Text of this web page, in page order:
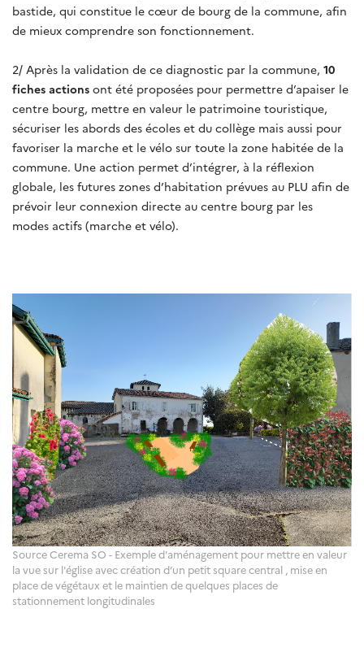
bastide, qui constitue le cœur de bourg de la commune, afin
de mieux comprendre son fonctionnement.
2/ Après la validation de ce diagnostic par la commune, 10
fiches actions ont été proposées pour permettre d’apaiser le
centre bourg, mettre en valeur le patrimoine touristique,
sécuriser les abords des écoles et du collège mais aussi pour
favoriser la marche et le vélo sur toute la zone habitée de la
commune. Une action permet d’intégrer, à la réflexion
globale, les futures zones d’habitation prévues au PLU afin de
prévoir leur connexion directe au centre bourg par les
modes actifs (marche et vélo).
Source Cerema SO - Exemple d'aménagement pour mettre en valeur
la vue sur l'église avec création d’un petit square central , mise en
place de végétaux et le maintien de quelques places de
stationnement longitudinales